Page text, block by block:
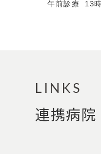
午前診療 13
LINKS
連携病院